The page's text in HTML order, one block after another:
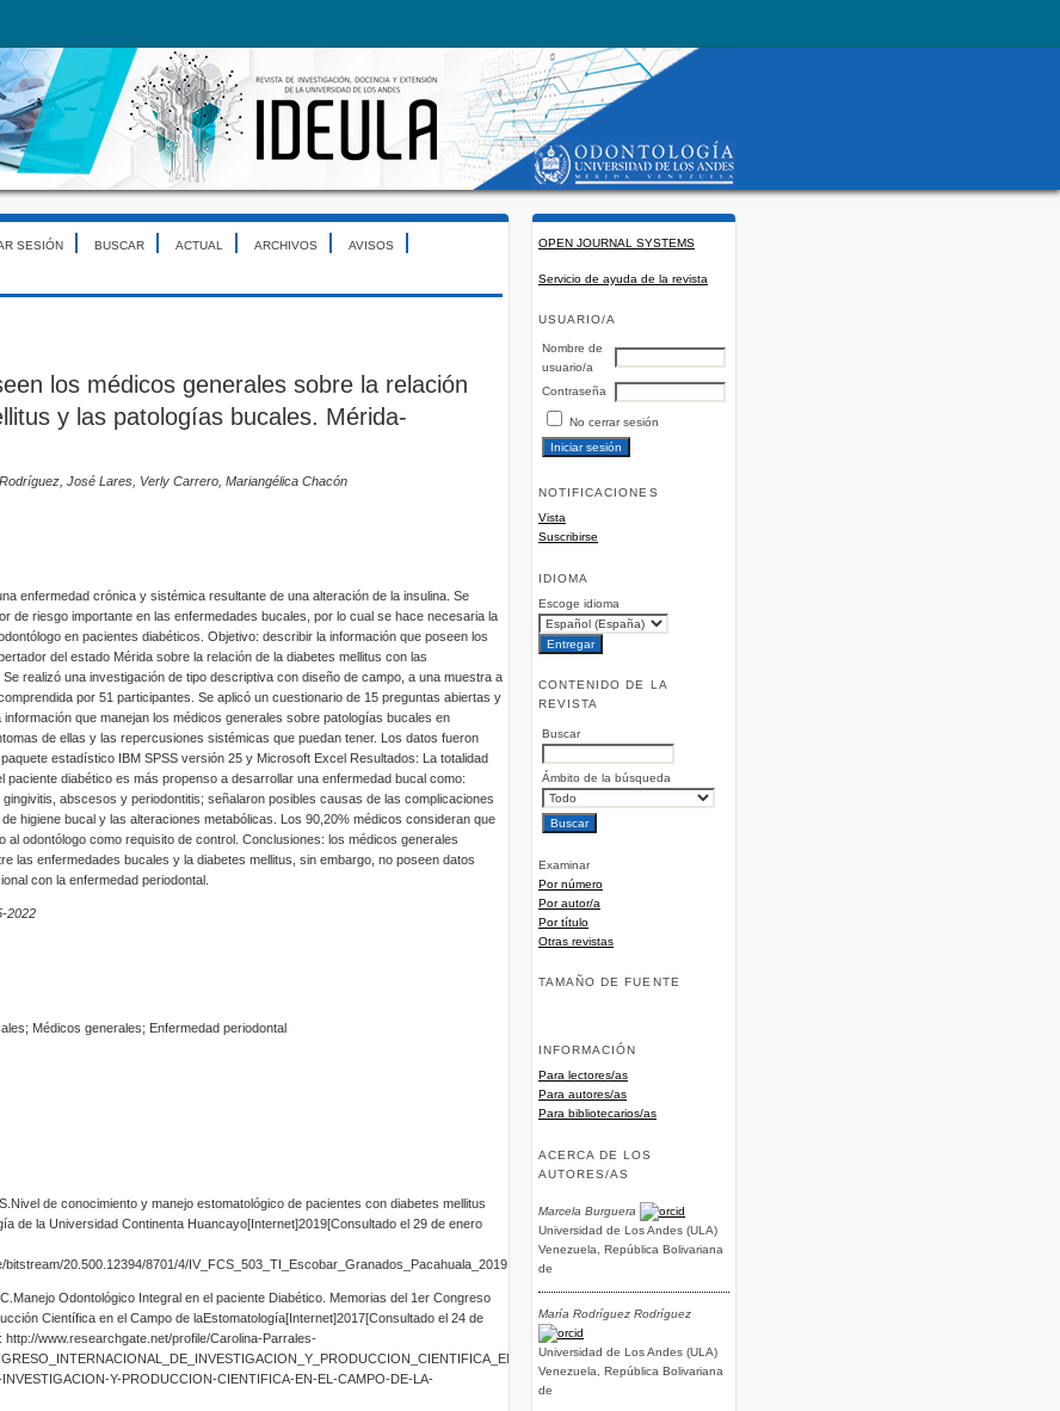
OPEN JOURNAL SYSTEMS
Servicio de ayuda de la revista
USUARIO/A
Nombre de
usuario/a
Contraseña
No cerrar sesión
NOTIFICACIONES
Vista
Suscribirse
IDIOMA
Escoge idioma
CONTENIDO DE LA
REVISTA
Buscar
Ámbito de la búsqueda
Examinar
Por número
Por autor/a
Por título
Otras revistas
TAMAÑO DE FUENTE
INFORMACIÓN
Para lectores/as
Para autores/as
Para bibliotecarios/as
ACERCA DE LOS
AUTORES/AS
Marcela Burguera
Universidad de Los Andes (ULA)
Venezuela, República Bolivariana
de
María Rodríguez Rodríguez
Universidad de Los Andes (ULA)
Venezuela, República Bolivariana
de
SESIÓN BUSCAR ACTUAL ARCHIVOS AVISOS
los médicos generales sobre la relación
y las patologías bucales. Mérida-
José Lares, Verly Carrero, Mariangélica Chacón
enfermedad crónica y sistémica resultante de una alteración de la insulina. Se
de riesgo importante en las enfermedades bucales, por lo cual se hace necesaria la
en pacientes diabéticos. Objetivo: describir la información que poseen los
del estado Mérida sobre la relación de la diabetes mellitus con las
realizó una investigación de tipo descriptiva con diseño de campo, a una muestra a
por 51 participantes. Se aplicó un cuestionario de 15 preguntas abiertas y
que manejan los médicos generales sobre patologías bucales en
de ellas y las repercusiones sistémicas que puedan tener. Los datos fueron
estadístico IBM SPSS versión 25 y Microsoft Excel Resultados: La totalidad
paciente diabético es más propenso a desarrollar una enfermedad bucal como:
abscesos y periodontitis; señalaron posibles causas de las complicaciones
higiene bucal y las alteraciones metabólicas. Los 90,20% médicos consideran que
al odontólogo como requisito de control. Conclusiones: los médicos generales
las enfermedades bucales y la diabetes mellitus, sin embargo, no poseen datos
con la enfermedad periodontal.
2022
Médicos generales; Enfermedad periodontal
de conocimiento y manejo estomatológico de pacientes con diabetes mellitus
de la Universidad Continenta Huancayo[Internet]2019[Consultado el 29 de enero
20.500.12394/8701/4/IV_FCS_503_TI_Escobar_Granados_Pacahuala_2019.pdf
Odontológico Integral en el paciente Diabético. Memorias del 1er Congreso
Científica en el Campo de laEstomatología[Internet]2017[Consultado el 24 de
www.researchgate.net/profile/Carolina-Parrales-
links/5a3b519e0f7e9bbef9fe7b67/I-
Y-PRODUCCION-CIENTIFICA-EN-EL-CAMPO-DE-LA-